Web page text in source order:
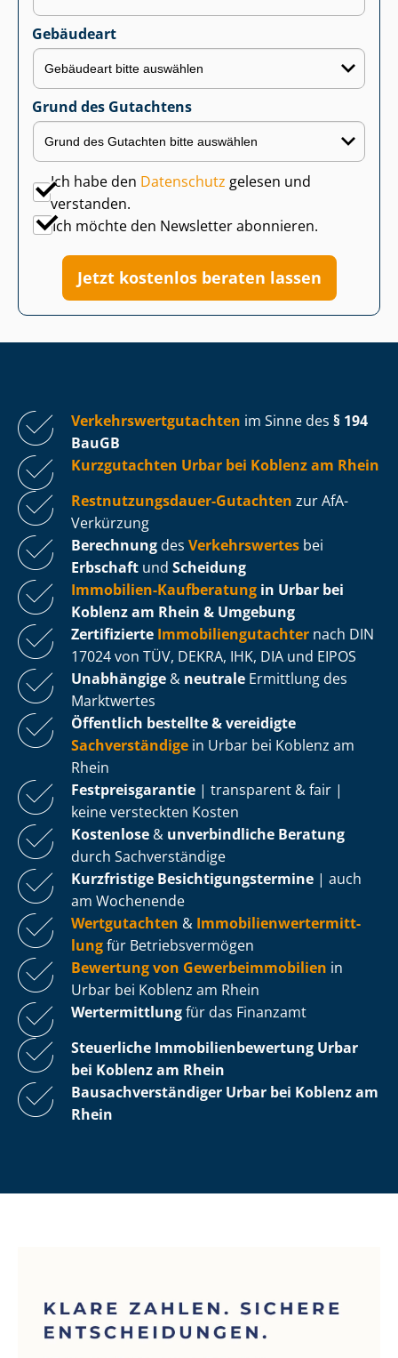
Gebäudeart
Grund des Gutachtens
Ich habe den Datenschutz gelesen und
verstanden.
Ich möchte den Newsletter abonnieren.
Jetzt kostenlos beraten lassen
Ver­kehrs­wert­gut­ach­ten im Sinne des § 194
BauGB
Kurzgutachten Urbar bei Koblenz am Rhein
Rest­nut­zungs­dau­er-Gutachten zur AfA-
Verkürzung
Berechnung des Verkehrswertes bei
Erbschaft und Scheidung
Immobilien-Kaufberatung in Urbar bei
Koblenz am Rhein & Umgebung
Zertifizierte Im­mo­bi­li­en­gut­ach­ter nach DIN
17024 von TÜV, DEKRA, IHK, DIA und EIPOS
Unabhängige & neutrale Ermittlung des
Marktwertes
Öffentlich bestellte & vereidigte
Sachverständige in Urbar bei Koblenz am
Rhein
Fest­preis­ga­ran­tie | transparent & fair |
keine versteckten Kosten
Kostenlose & unverbindliche Beratung
durch Sachverständige
Kurzfristige Be­sich­ti­gungs­ter­mi­ne | auch
am Wochenende
Wertgutachten & Im­mo­bi­li­en­wert­ermitt­
lungfür Be­triebs­ver­mö­gen
Bewertung von Ge­wer­be­im­mo­bi­li­en in
Urbar bei Koblenz am Rhein
Wertermittlungfür das Finanzamt
Steuerliche Im­mo­bi­li­en­be­wer­tung Urbar
bei Koblenz am Rhein
Bau­sach­ver­stän­di­ger Urbar bei Koblenz am
Rhein